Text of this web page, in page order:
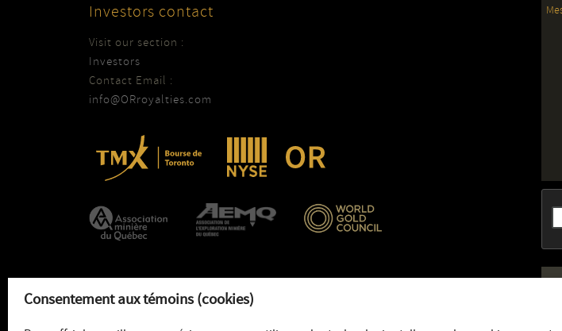
Consentement aux témoins (cookies)
Investors contact
Visit our section :
Investors
Contact Email :
info@ORroyalties.com